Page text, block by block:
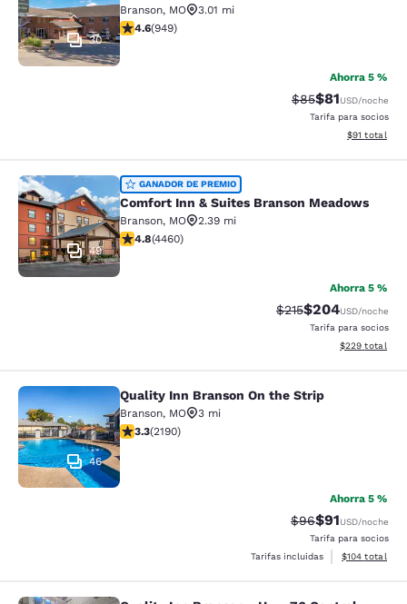
30
Branson, MO
3.01 mi
calificación de 4.62 estrellas. Excepcional. 949
4.6(949)
Ahorra 5 %
Precio tachado:
$85Precio con
$81USD/noche
Tarifa para socios
Ver detalles
$91 total
Comfort Inn & Suites Branson
49
GANADOR DE PREMIO
Comfort Inn & Suites Branson Meadows
Branson, MO
2.39 mi
calificación de 4.76 estrellas. Excepcional. 4460
4.8(4460)
Ahorra 5 %
Precio tachado:
$215Precio con
$204USD/noche
Tarifa para socios
Ver detalles
$229 total
Quality Inn Branson On the Strip
46
Quality Inn Branson On the Strip
Branson, MO
3 mi
calificación de 3.26 estrellas. Bueno. 2190 reseñas
3.3(2190)
Ahorra 5 %
Precio tachado:
$96Precio con
$91USD/noche
Tarifa para socios
Tarifas incluidas
Ver detalles
$104 total